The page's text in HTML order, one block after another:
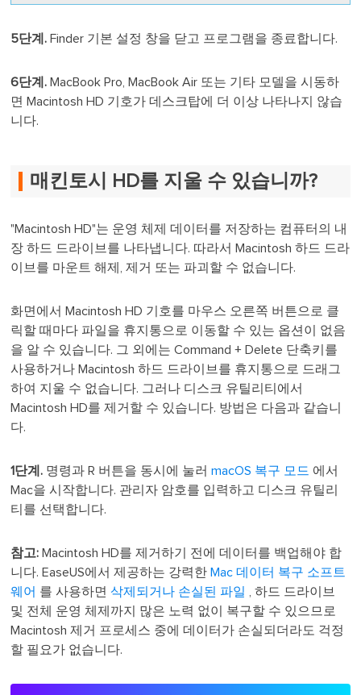
5단계. Finder 기본 설정 창을 닫고 프로그램을 종료합니다.
6단계. MacBook Pro, MacBook Air 또는 기타 모델을 시동하
면 Macintosh HD 기호가 데스크탑에 더 이상 나타나지 않습
니다.
매킨토시 HD를 지울 수 있습니까?
"Macintosh HD"는 운영 체제 데이터를 저장하는 컴퓨터의 내
장 하드 드라이브를 나타냅니다. 따라서 Macintosh 하드 드라
이브를 마운트 해제, 제거 또는 파괴할 수 없습니다.
화면에서 Macintosh HD 기호를 마우스 오른쪽 버튼으로 클
릭할 때마다 파일을 휴지통으로 이동할 수 있는 옵션이 없음
을 알 수 있습니다. 그 외에는 Command + Delete 단축키를
사용하거나 Macintosh 하드 드라이브를 휴지통으로 드래그
하여 지울 수 없습니다. 그러나 디스크 유틸리티에서
Macintosh HD를 제거할 수 있습니다. 방법은 다음과 같습니
다.
1단계. 명령과 R 버튼을 동시에 눌러macOS 복구 모드 에서
Mac을 시작합니다. 관리자 암호를 입력하고 디스크 유틸리
티를 선택합니다.
참고: Macintosh HD를 제거하기 전에 데이터를 백업해야 합
니다. EaseUS에서 제공하는 강력한 Mac 데이터 복구 소프트
웨어 를 사용하면삭제되거나 손실된 파일
, 하드 드라이브
및 전체 운영 체제까지 많은 노력 없이 복구할 수 있으므로
Macintosh 제거 프로세스 중에 데이터가 손실되더라도 걱정
할 필요가 없습니다.